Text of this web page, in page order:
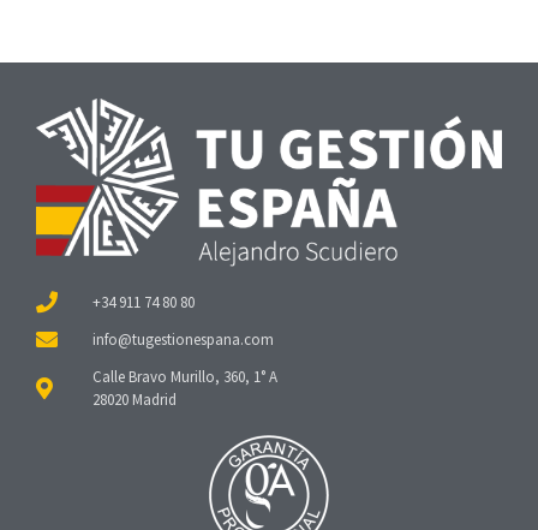
+34 911 74 80 80
Calle Bravo Murillo, 360, 1° A
28020 Madrid